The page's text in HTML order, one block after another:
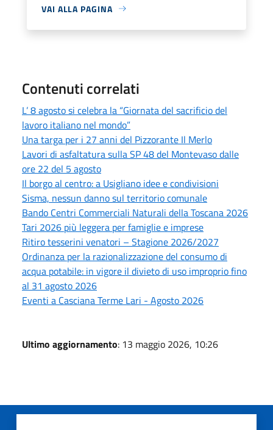
VAI ALLA PAGINA
Contenuti correlati
L’ 8 agosto si celebra la “Giornata del sacrificio del
lavoro italiano nel mondo”
Una targa per i 27 anni del Pizzorante Il Merlo
Lavori di asfaltatura sulla SP 48 del Montevaso dalle
ore 22 del 5 agosto
Il borgo al centro: a Usigliano idee e condivisioni
Sisma, nessun danno sul territorio comunale
Bando Centri Commerciali Naturali della Toscana 2026
Tari 2026 più leggera per famiglie e imprese
Ritiro tesserini venatori – Stagione 2026/2027
Ordinanza per la razionalizzazione del consumo di
acqua potabile: in vigore il divieto di uso improprio fino
al 31 agosto 2026
Eventi a Casciana Terme Lari - Agosto 2026
Ultimo aggiornamento: 13 maggio 2026, 10:26